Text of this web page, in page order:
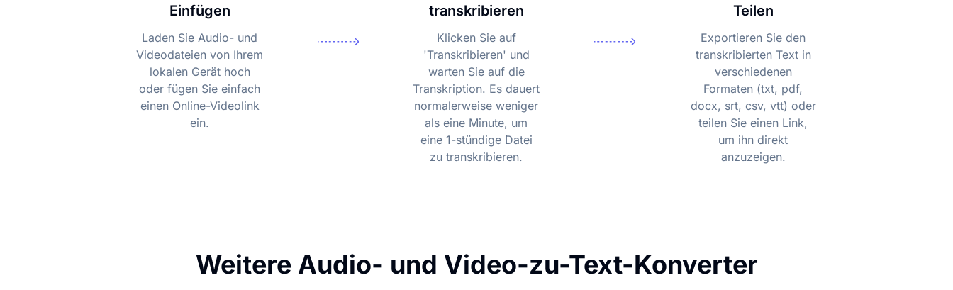
Einfügen
Laden Sie Audio- und
Videodateien von Ihrem
lokalen Gerät hoch
oder fügen Sie einfach
einen Online-Videolink
ein.
transkribieren
Klicken Sie auf
'Transkribieren' und
warten Sie auf die
Transkription. Es dauert
normalerweise weniger
als eine Minute, um
eine 1-stündige Datei
zu transkribieren.
Teilen
Exportieren Sie den
transkribierten Text in
verschiedenen
Formaten (txt, pdf,
docx, srt, csv, vtt) oder
teilen Sie einen Link,
um ihn direkt
anzuzeigen.
Weitere Audio- und Video-zu-Text-Konverter